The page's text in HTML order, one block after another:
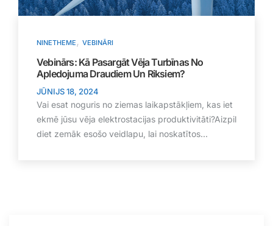
NINETHEME , VEBINĀRI
Vebinārs: Kā Pasargāt Vēja Turbīnas No
Apledojuma Draudiem Un Riksiem?
JŪNIJS 18, 2024
Vai esat noguris no ziemas laikapstākļiem, kas iet
ekmē jūsu vēja elektrostacijas produktivitāti?Aizpil
diet zemāk esošo veidlapu, lai noskatītos...